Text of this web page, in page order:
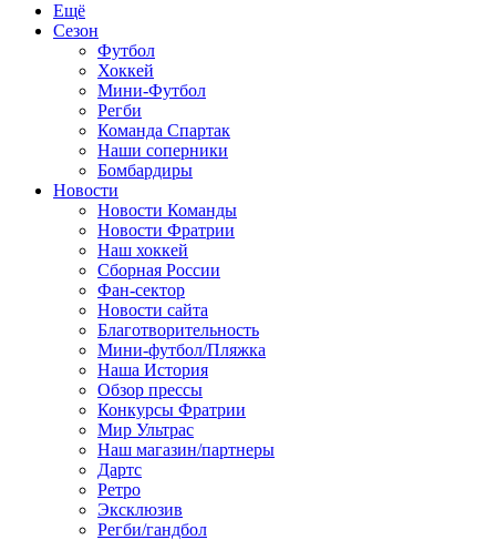
Ещё
Сезон
Футбол
Хоккей
Мини-Футбол
Регби
Команда Спартак
Наши соперники
Бомбардиры
Новости
Новости Команды
Новости Фратрии
Наш хоккей
Сборная России
Фан-cектор
Новости сайта
Благотворительность
Мини-футбол/Пляжка
Наша История
Обзор прессы
Конкурсы Фратрии
Мир Ультрас
Наш магазин/партнеры
Дартс
Ретро
Эксклюзив
Регби/гандбол